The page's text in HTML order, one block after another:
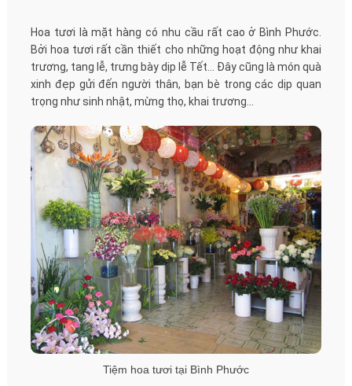
Hoa tươi là mặt hàng có nhu cầu rất cao ở Bình Phước.
Bởi hoa tươi rất cần thiết cho những hoạt động như khai
trương, tang lễ, trưng bày dịp lễ Tết… Đây cũng là món quà
xinh đẹp gửi đến người thân, bạn bè trong các dịp quan
trọng như sinh nhật, mừng thọ, khai trương…
Tiệm hoa tươi tại Bình Phước